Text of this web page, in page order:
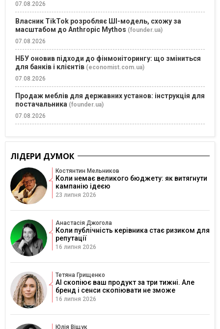
07.08.2026
Власник TikTok розробляє ШІ-модель, схожу за
масштабом до Anthropic Mythos (founder.ua)
07.08.2026
НБУ оновив підходи до фінмоніторингу: що зміниться
для банків і клієнтів (economist.com.ua)
07.08.2026
Продаж меблів для державних установ: інструкція для
постачальника (founder.ua)
07.08.2026
ЛІДЕРИ ДУМОК
Костянтин Мельников
Коли немає великого бюджету: як витягнути
кампанію ідеєю
23 липня 2026
Анастасія Джогола
Коли публічність керівника стає ризиком для
репутації
16 липня 2026
Тетяна Грищенко
AI скопіює ваш продукт за три тижні. Але
бренд і сенси скопіювати не зможе
16 липня 2026
Юлія Віщук